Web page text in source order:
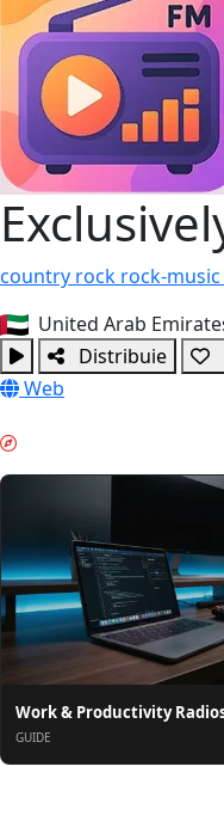
country rock rock-music
United Arab
Distribuie
Web
Work & Productivity
GUIDE